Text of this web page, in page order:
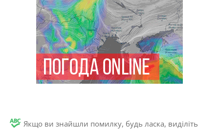
Якщо ви знайшли помилку, будь ласка, виділіть